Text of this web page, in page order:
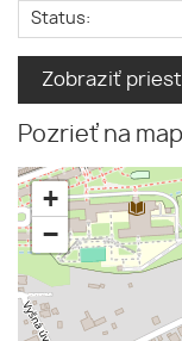
Status:
Zobraziť
Pozrieť na
+
−